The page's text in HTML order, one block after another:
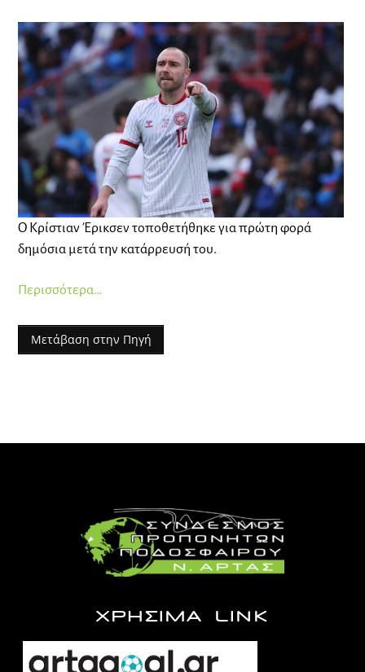
Ο Κρίστιαν Έρικσεν τοποθετήθηκε για πρώτη φορά
δημόσια μετά την κατάρρευσή του.
Περισσότερα…
Μετάβαση στην Πηγή
ΧΡΗΣΙΜΑ LINK